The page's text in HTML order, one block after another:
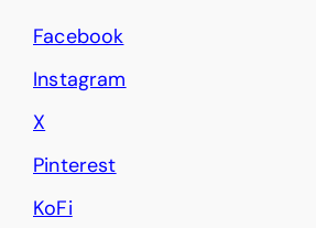
Facebook
Instagram
X
Pinterest
KoFi